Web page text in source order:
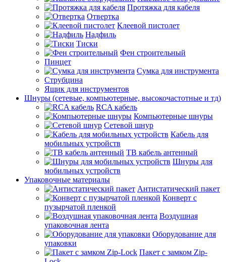
Протяжка для кабеля
Отвертка
Клеевой пистолет
Надфиль
Тиски
Фен строительный
Пинцет
Сумка для инструмента
Струбцина
Ящик для инструментов
Шнуры (сетевые, компьютерные, высокочастотные и тд)
RCA кабель
Компьютерные шнуры
Сетевой шнур
Кабель для
мобильных устройств
ТВ кабель антенный
Шнуры для
мобильных устройств
Упаковочные материалы
Антистатический пакет
Конверт с
пузырчатой пленкой
Воздушная
упаковочная лента
Оборудование для
упаковки
Пакет с замком Zip-